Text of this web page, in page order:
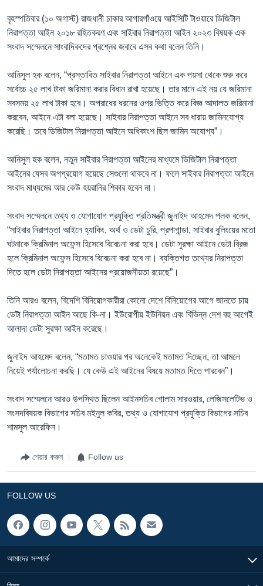
বৃহস্পতিবার (১০ অগাস্ট) রাজধানী ঢাকার আগারগাঁওয়ে আইসিটি টাওয়ারে ডিজিটাল
নিরাপত্তা আইন ২০১৮ রহিতকরণ এবং সাইবার নিরাপত্তা আইন ২০২৩ বিষয়ক এক
সংবাদ সম্মেলনে সাংবাদিকদের প্রশ্নের জবাবে এসব কথা বলেন তিনি।
আনিসুল হক বলেন, “প্রস্তাবিত সাইবার নিরাপত্তা আইনে এক পয়সা থেকে শুরু করে
সর্বোচ্চ ২৫ লাখ টাকা জরিমানা করার বিধান রাখা হয়েছে। তার মানে এই নয় যে জরিমানা
সবসময় ২৫ লাখ টাকা হবে। অপরাধের ধরনের ওপর ভিত্তি করে বিজ্ঞ আদালত জরিমানা
করবেন, আইনে এটা বলা হয়েছে। সাইবার নিরাপত্তা আইনে সব ধারায় জামিনযোগ্য
করেছি। তবে ডিজিটাল নিরাপত্তা আইনে অধিকাংশ ছিল জামিন অযোগ্য”।
আনিসুল হক বলেন, নতুন সাইবার নিরাপত্তা আইনের মাধ্যমে ডিজিটাল নিরাপত্তা
আইনের যেসব অপপ্রয়োগ হয়েছে সেগুলো থাকবে না। ফলে সাইবার নিরাপত্তা আইনে
সংবাদ মাধ্যমের আর কেউ হয়রানির শিকার হবেন না।
সংবাদ সম্মেলনে তথ্য ও যোগাযোগ প্রযুক্তি প্রতিমন্ত্রী জুনাইদ আহমেদ পলক বলেন,
“সাইবার নিরাপত্তা আইনে হ্যাকিং, অর্থ ও ডেটা চুরি, প্রপাগান্ডা, সাইবার বুলিংয়ের মতো
ঘটনাকে ক্রিমিনাল অফেন্স হিসেবে বিবেচনা করা হবে। ডেটা সুরক্ষা আইনে ডেটা ব্রিজ
হলে ক্রিমিনাল অফেন্স হিসেবে বিবেচনা করা হবে না। ব্যক্তিগত তথ্যের নিরাপত্তা
দিতে হলে ডেটা নিরাপত্তা আইনের প্রয়োজনীয়তা রয়েছে”।
তিনি আরও বলেন, বিদেশি বিনিয়োগকারীরা কোনো দেশে বিনিয়োগের আগে জানতে চায়
ডেটা নিরাপত্তা আইন আছে কি-না। ইউরোপীয় ইউনিয়ন এবং বিভিন্ন দেশ বহু আগেই
আলাদা ডেটা সুরক্ষা আইন করেছে।
জুনাইদ আহমেদ বলেন, “মতামত চাওয়ার পর অনেকেই মতামত দিচ্ছেন, তা আমলে
নিয়েই পর্যালোচনা করছি। যে কেউ এই আইনের বিষয়ে মতামত দিতে পারবেন”।
সংবাদ সম্মেলনে আরও উপস্থিত ছিলেন আইনসচিব গোলাম সারওয়ার, লেজিসলেটিভ ও
সংসদবিষয়ক বিভাগের সচিব মইনুল কবির, তথ্য ও যোগাযোগ প্রযুক্তি বিভাগের সচিব
শামসুল আরেফিন।
শেয়ার করুন Follow us
FOLLOW US
আমাদের সম্পর্কে